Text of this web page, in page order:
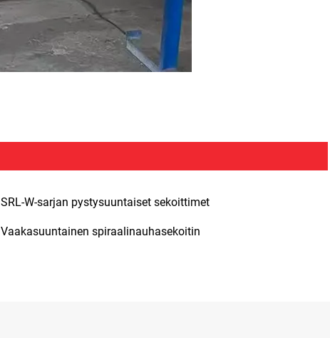
SRL-W-sarjan pystysuuntaiset sekoittimet
Vaakasuuntainen spiraalinauhasekoitin